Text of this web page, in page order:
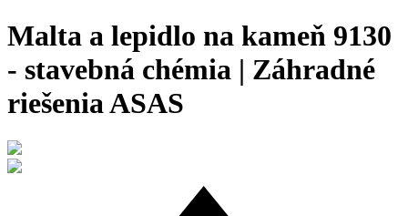
Malta a lepidlo na kameň 9130
- stavebná chémia | Záhradné
riešenia ASAS